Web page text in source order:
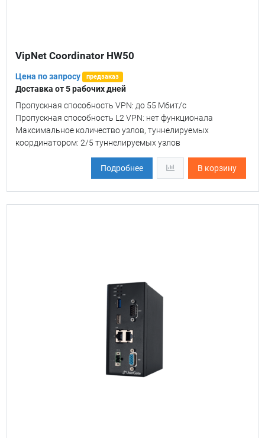
VipNet Coordinator HW50
Цена по запросу предзаказ
Доставка от 5 рабочих дней
Пропускная способность VPN: до 55 Мбит/с
Пропускная способность L2 VPN: нет функционала
Максимальное количество узлов, туннелируемых
координатором: 2/5 туннелируемых узлов
Подробнее В корзину